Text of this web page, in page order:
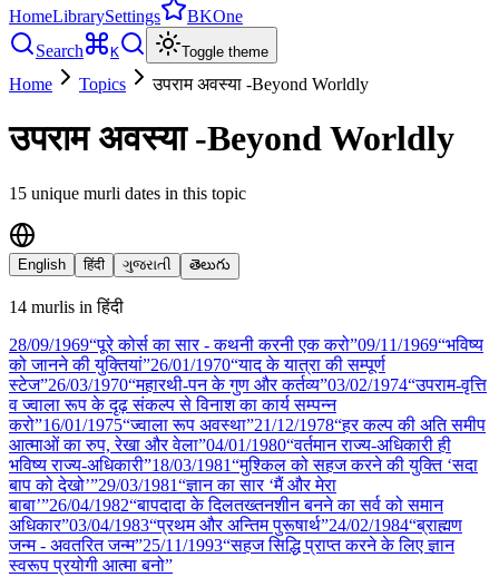
HomeLibrarySettings
BKOne
Search
K Toggle theme
Home Topics उपराम अवस्या -Beyond Worldly
उपराम अवस्या -Beyond Worldly
15 unique murli dates in this topic
English हिंदी ગુજરાતી తెలుగు
14 murlis inहिंदी
28/09/1969“पूरे कोर्स का सार - कथनी करनी एक करो”09/11/1969“भविष्य
को जानने की युक्तियां”26/01/1970“याद के यात्रा की सम्पूर्ण
स्टेज”26/03/1970“महारथी-पन के गुण और कर्तव्य”03/02/1974“उपराम-वृत्ति
व ज्वाला रूप के दृढ़ संकल्प से विनाश का कार्य सम्पन्न
करो”16/01/1975“ज्वाला रूप अवस्था”21/12/1978“हर कल्प की अति समीप
आत्माओं का रुप, रेखा और वेला”04/01/1980“वर्तमान राज्य-अधिकारी ही
भविष्य राज्य-अधिकारी”18/03/1981“मुश्किल को सहज करने की युक्ति ‘सदा
बाप को देखो’”29/03/1981“ज्ञान का सार ‘मैं और मेरा
बाबा’”26/04/1982“बापदादा के दिलतख्तनशीन बनने का सर्व को समान
अधिकार”03/04/1983“प्रथम और अन्तिम पुरूषार्थ”24/02/1984“ब्राह्मण
जन्म - अवतरित जन्म”25/11/1993“सहज सिद्धि प्राप्त करने के लिए ज्ञान
स्वरूप प्रयोगी आत्मा बनो”